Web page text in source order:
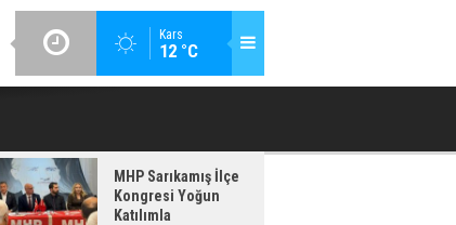
Kars
12 °C
GSB SPOR OKULLARI'NDA FUTBOL ANTRENMANLARI SÜRÜYOR
MHP Sarıkamış İlçe
Kongresi Yoğun
Katılımla